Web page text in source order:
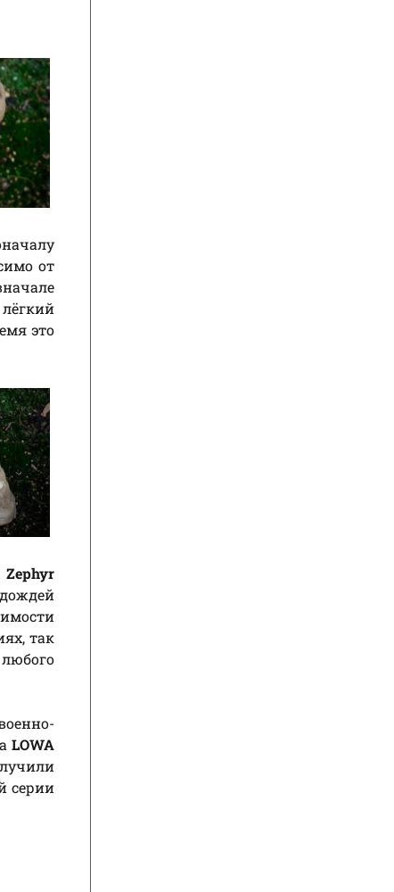
от
это
Zephyr
так
LOWA
серии